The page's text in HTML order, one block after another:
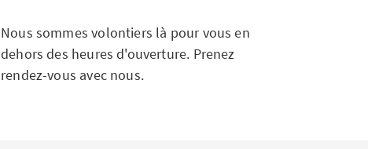
Nous sommes volontiers là pour vous en
dehors des heures d'ouverture. Prenez
rendez-vous avec nous.